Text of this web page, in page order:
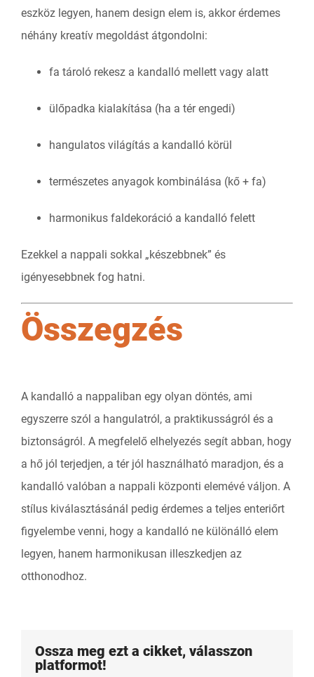
eszköz legyen, hanem design elem is, akkor érdemes
néhány kreatív megoldást átgondolni:
fa tároló rekesz a kandalló mellett vagy alatt
ülőpadka kialakítása (ha a tér engedi)
hangulatos világítás a kandalló körül
természetes anyagok kombinálása (kő + fa)
harmonikus faldekoráció a kandalló felett
Ezekkel a nappali sokkal „készebbnek” és
igényesebbnek fog hatni.
Összegzés
A kandalló a nappaliban egy olyan döntés, ami
egyszerre szól a hangulatról, a praktikusságról és a
biztonságról. A megfelelő elhelyezés segít abban, hogy
a hő jól terjedjen, a tér jól használható maradjon, és a
kandalló valóban a nappali központi elemévé váljon. A
stílus kiválasztásánál pedig érdemes a teljes enteriőrt
figyelembe venni, hogy a kandalló ne különálló elem
legyen, hanem harmonikusan illeszkedjen az
otthonodhoz.
Ossza meg ezt a cikket, válasszon
platformot!